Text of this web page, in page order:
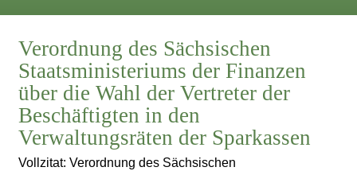
Verordnung des Sächsischen
Staatsministeriums der Finanzen
über die Wahl der Vertreter der
Beschäftigten in den
Verwaltungsräten der Sparkassen
Vollzitat: Verordnung des Sächsischen